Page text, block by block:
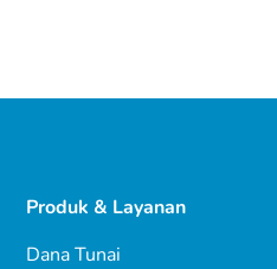
Produk & Layanan
Dana Tunai